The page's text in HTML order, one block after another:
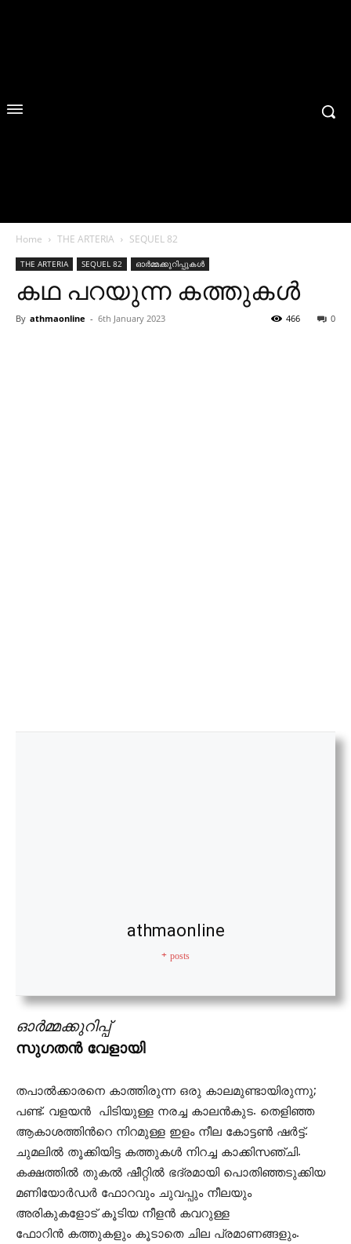
Home THE ARTERIA SEQUEL 82
THE ARTERIA SEQUEL 82 ഓർമ്മക്കുറിപ്പുകൾ
കഥ പറയുന്ന കത്തുകൾ
By athmaonline - 6th January 2023 0
466
athmaonline
+ posts
ഓർമ്മക്കുറിപ്പ്
സുഗതൻ വേളായി
തപാൽക്കാരനെ കാത്തിരുന്ന ഒരു കാലമുണ്ടായിരുന്നു;
പണ്ട്. വളയൻ പിടിയുള്ള നരച്ച കാലൻകുട. തെളിഞ്ഞ
ആകാശത്തിന്‍റെ നിറമുള്ള ഇളം നീല കോട്ടൺ ഷർട്ട്.
ചുമലിൽ തൂക്കിയിട്ട കത്തുകൾ നിറച്ച കാക്കിസഞ്ചി.
കക്ഷത്തിൽ തുകൽ ഷീറ്റിൽ ഭദ്രമായി പൊതിഞ്ഞടുക്കിയ
മണിയോർഡർ ഫോറവും ചുവപ്പും നീലയും
അരികുകളോട് കൂടിയ നീളൻ കവറുള്ള
ഫോറിൻ കത്തുകളും കൂടാതെ ചില പ്രമാണങ്ങളും.